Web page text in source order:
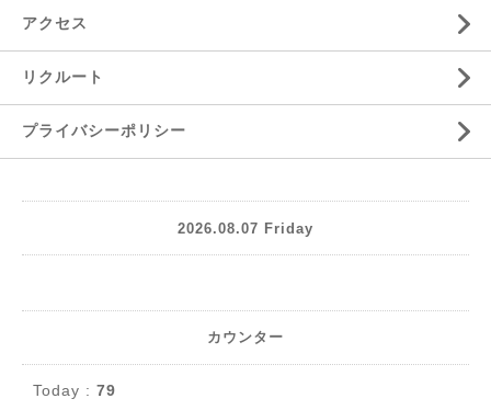
アクセス
リクルート
プライバシーポリシー
2026.08.07 Friday
カウンター
Today : 79